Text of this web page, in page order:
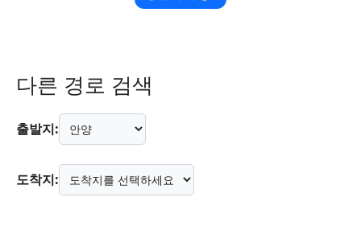
다른 경로 검색
출발지:
도착지: